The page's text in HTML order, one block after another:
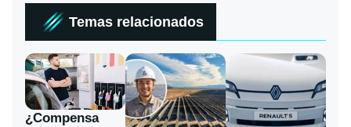
Temas relacionados
¿Compensa